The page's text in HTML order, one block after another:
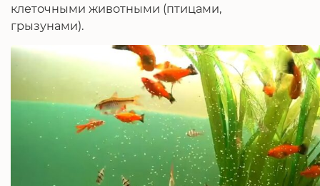
клеточными животными (птицами,
грызунами).